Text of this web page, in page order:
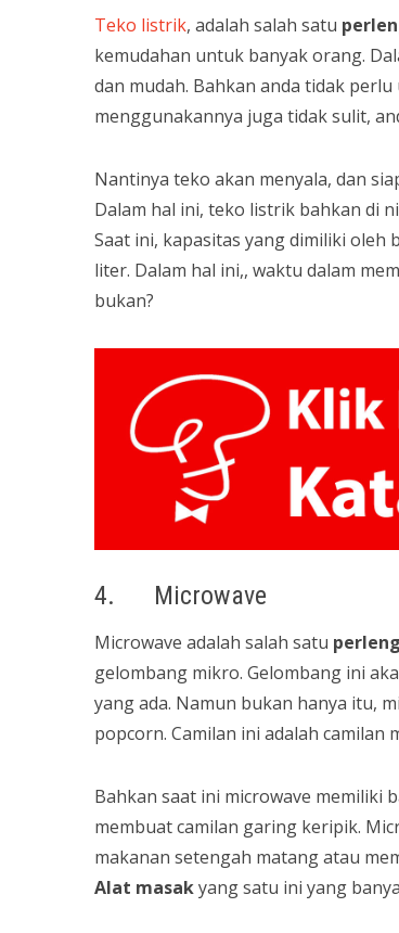
Teko listrik, adalah salah satu
kemudahan untuk banyak orang.
dan mudah. Bahkan anda tidak
menggunakannya juga tidak sulit,
Nantinya teko akan menyala, dan
Dalam hal ini, teko listrik bahkan di
Saat ini, kapasitas yang dimiliki oleh
liter. Dalam hal ini,, waktu dalam
bukan?
4. Microwave
Microwave adalah salah satu
gelombang mikro. Gelombang ini
yang ada. Namun bukan hanya itu,
popcorn. Camilan ini adalah camilan
Bahkan saat ini microwave memiliki
membuat camilan garing keripik.
makanan setengah matang atau
Alat masakyang satu ini yang